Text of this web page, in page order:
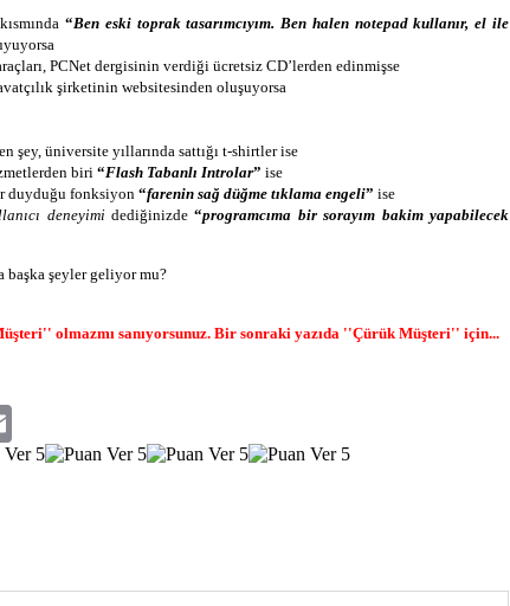
“Ben eski toprak tasarımcıyım. Ben halen notepad kullanır, el ile
PCNet dergisinin verdiği ücretsiz CD’lerden edinmişse
şirketinin websitesinden oluşuyorsa
şey, üniversite yıllarında sattığı t-shirtler ise
biri “Flash Tabanlı Introlar” ise
duyduğu fonksiyon “farenin sağ düğme tıklama engeli” ise
deneyimidediğinizde“programcıma bir sorayım bakim yapabilecek
başka şeyler geliyor mu?
olmazmı sanıyorsunuz. Bir sonraki yazıda ''Çürük Müşteri'' için...